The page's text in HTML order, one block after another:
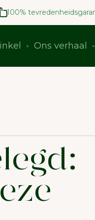
100%
Ons verhaal